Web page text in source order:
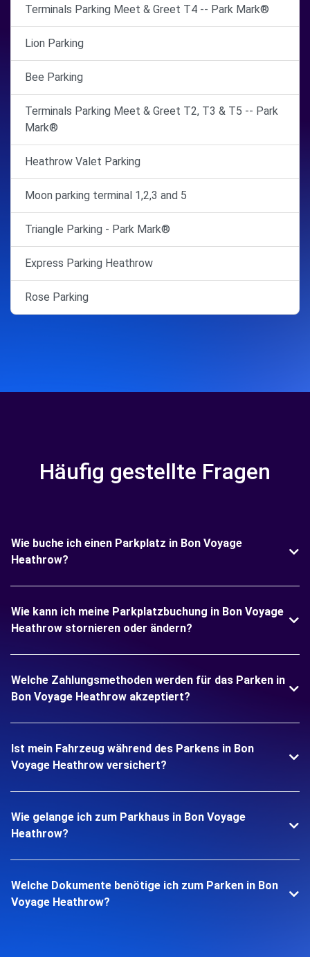
Terminals Parking Meet & Greet T4 -- Park Mark®
Lion Parking
Bee Parking
Terminals Parking Meet & Greet T2, T3 & T5 -- Park
Mark®
Heathrow Valet Parking
Moon parking terminal 1,2,3 and 5
Triangle Parking - Park Mark®
Express Parking Heathrow
Rose Parking
Häufig gestellte Fragen
Wie buche ich einen Parkplatz in Bon Voyage
Heathrow?
Wie kann ich meine Parkplatzbuchung in Bon Voyage
Heathrow stornieren oder ändern?
Welche Zahlungsmethoden werden für das Parken in
Bon Voyage Heathrow akzeptiert?
Ist mein Fahrzeug während des Parkens in Bon
Voyage Heathrow versichert?
Wie gelange ich zum Parkhaus in Bon Voyage
Heathrow?
Welche Dokumente benötige ich zum Parken in Bon
Voyage Heathrow?